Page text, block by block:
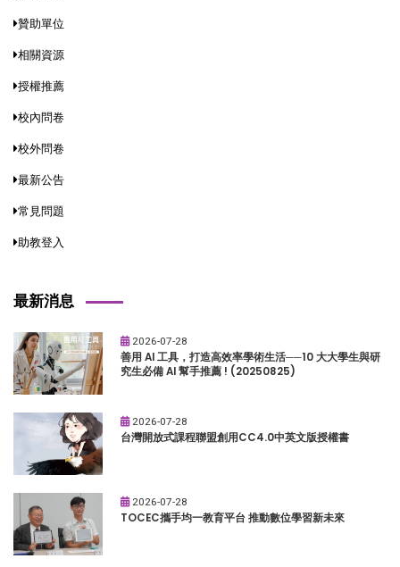
贊助單位
相關資源
授權推薦
校內問卷
校外問卷
最新公告
常見問題
助教登入
最新消息
2026-07-28
善用 AI 工具，打造高效率學術生活──10 大大學生與研
究生必備 AI 幫手推薦 ! (20250825)
2026-07-28
台灣開放式課程聯盟創用CC4.0中英文版授權書
2026-07-28
TOCEC攜手均一教育平台 推動數位學習新未來